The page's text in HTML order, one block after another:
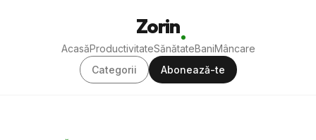
Zorin
AcasăProductivitateSănătateBaniMâncare
Categorii
Abonează-te